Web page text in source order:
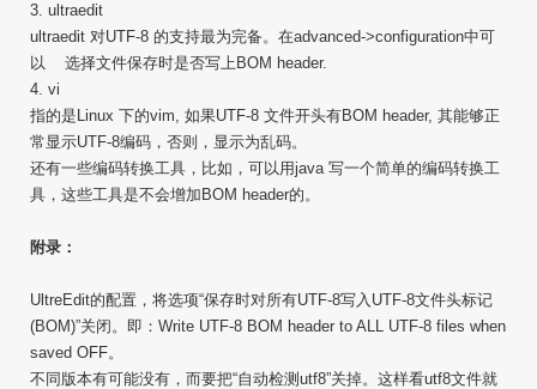
3. ultraedit
ultraedit 对UTF-8 的支持最为完备。在advanced->configuration中可
以 选择文件保存时是否写上BOM header.
4. vi
指的是Linux 下的vim, 如果UTF-8 文件开头有BOM header, 其能够正
常显示UTF-8编码，否则，显示为乱码。
还有一些编码转换工具，比如，可以用java 写一个简单的编码转换工
具，这些工具是不会增加BOM header的。
附录：
UltreEdit的配置，将选项“保存时对所有UTF-8写入UTF-8文件头标记
(BOM)”关闭。即：Write UTF-8 BOM header to ALL UTF-8 files when
saved OFF。
不同版本有可能没有，而要把“自动检测utf8”关掉。这样看utf8文件就